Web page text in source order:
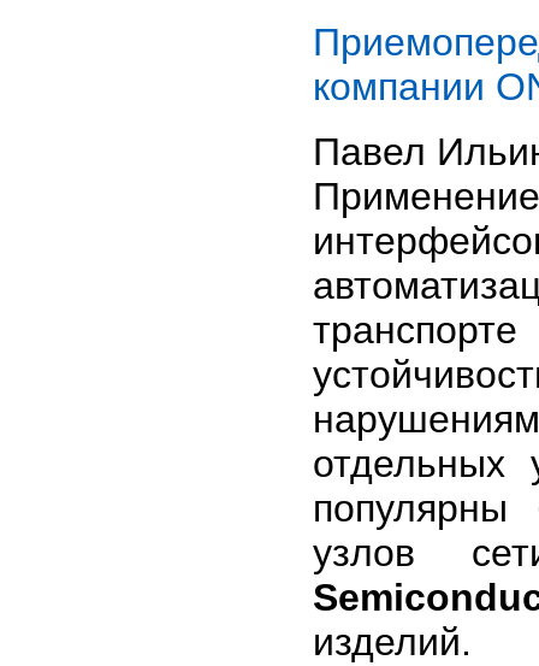
компании
Павел
отдельных
популярны
узлов
изделий.